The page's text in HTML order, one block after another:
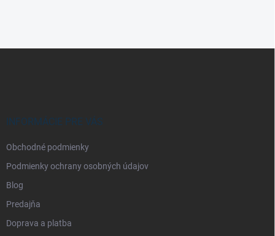
INFORMÁCIE PRE VÁS
Obchodné podmienky
Podmienky ochrany osobných údajov
Blog
Predajňa
Doprava a platba